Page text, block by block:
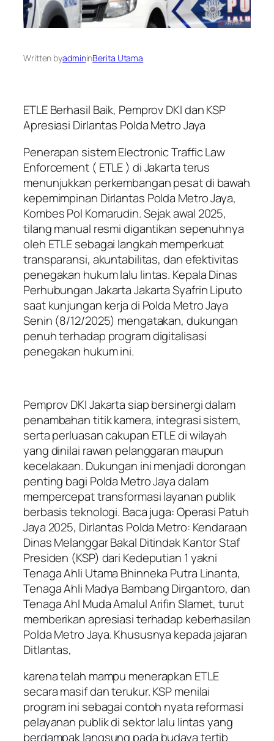
Written byadmininBerita Utama
ETLE Berhasil Baik, Pemprov DKI dan KSP
Apresiasi Dirlantas Polda Metro Jaya
Penerapan sistem Electronic Traffic Law
Enforcement ( ETLE ) di Jakarta terus
menunjukkan perkembangan pesat di bawah
kepemimpinan Dirlantas Polda Metro Jaya,
Kombes Pol Komarudin. Sejak awal 2025,
tilang manual resmi digantikan sepenuhnya
oleh ETLE sebagai langkah memperkuat
transparansi, akuntabilitas, dan efektivitas
penegakan hukum lalu lintas. Kepala Dinas
Perhubungan Jakarta Jakarta Syafrin Liputo
saat kunjungan kerja di Polda Metro Jaya
Senin (8/12/2025) mengatakan, dukungan
penuh terhadap program digitalisasi
penegakan hukum ini.
Pemprov DKI Jakarta siap bersinergi dalam
penambahan titik kamera, integrasi sistem,
serta perluasan cakupan ETLE di wilayah
yang dinilai rawan pelanggaran maupun
kecelakaan. Dukungan ini menjadi dorongan
penting bagi Polda Metro Jaya dalam
mempercepat transformasi layanan publik
berbasis teknologi. Baca juga: Operasi Patuh
Jaya 2025, Dirlantas Polda Metro: Kendaraan
Dinas Melanggar Bakal Ditindak Kantor Staf
Presiden (KSP) dari Kedeputian 1 yakni
Tenaga Ahli Utama Bhinneka Putra Linanta,
Tenaga Ahli Madya Bambang Dirgantoro, dan
Tenaga Ahl Muda Amalul Arifin Slamet, turut
memberikan apresiasi terhadap keberhasilan
Polda Metro Jaya. Khususnya kepada jajaran
Ditlantas,
karena telah mampu menerapkan ETLE
secara masif dan terukur. KSP menilai
program ini sebagai contoh nyata reformasi
pelayanan publik di sektor lalu lintas yang
berdampak langsung pada budaya tertib